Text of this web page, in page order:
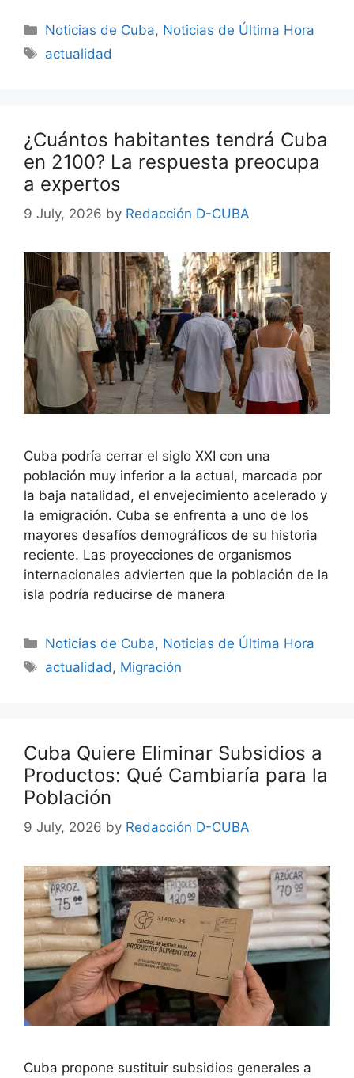
Categories
Noticias de Cuba, Noticias de Última Hora
Tags
actualidad
¿Cuántos habitantes tendrá Cuba
en 2100? La respuesta preocupa
a expertos
9 July, 2026 by Redacción D-CUBA
Cuba podría cerrar el siglo XXI con una
población muy inferior a la actual, marcada por
la baja natalidad, el envejecimiento acelerado y
la emigración. Cuba se enfrenta a uno de los
mayores desafíos demográficos de su historia
reciente. Las proyecciones de organismos
internacionales advierten que la población de la
isla podría reducirse de manera
Categories
Noticias de Cuba, Noticias de Última Hora
Tags
actualidad , Migración
Cuba Quiere Eliminar Subsidios a
Productos: Qué Cambiaría para la
Población
9 July, 2026 by Redacción D-CUBA
Cuba propone sustituir subsidios generales a